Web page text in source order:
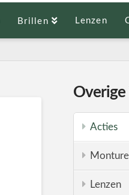
Brillen Lenzen
Acties
Lenzen